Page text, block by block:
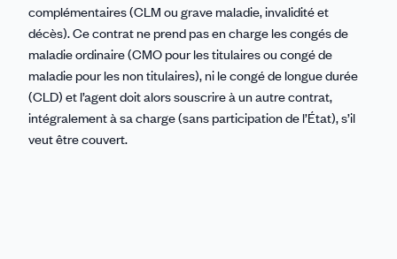
complémentaires (CLM ou grave maladie, invalidité et
décès). Ce contrat ne prend pas en charge les congés de
maladie ordinaire (CMO pour les titulaires ou congé de
maladie pour les non titulaires), ni le congé de longue durée
(CLD) et l’agent doit alors souscrire à un autre contrat,
intégralement à sa charge (sans participation de l’État), s’il
veut être couvert.